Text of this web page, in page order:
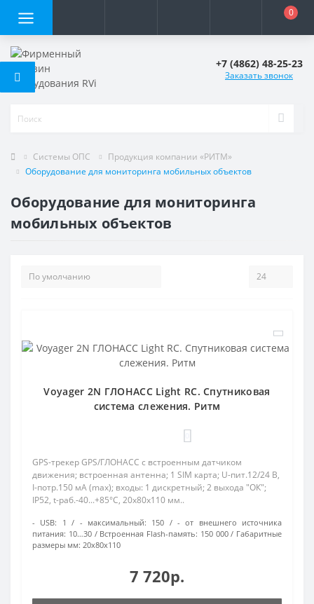
0
+7 (4862) 48-25-23
Заказать звонок
Системы ОПС
Продукция компании «РИТМ»
Оборудование для мониторинга мобильных объектов
Оборудование для мониторинга
мобильных объектов
Voyager 2N ГЛОНАСС Light RC. Спутниковая
система слежения. Ритм
GPS-трекер GPS/ГЛОНАСС с встроенным датчиком
движения; встроенная антенна; 1 SIM карта; U-пит.12/24 В,
I-потр.150 мА (max); входы: 1 дискретный; 2 выхода "ОК";
IP52, t-раб.-40...+85°С, 20х80х110 мм..
- USB: 1 - максимальный: 150
- от внешнего источника
питания: 10…30 Встроенная Flash-память: 150 000
Габаритные
размеры мм: 20х80х110
7 720р.